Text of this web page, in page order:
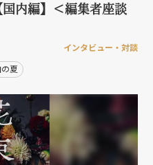
内編】＜編集者座談
インタビュー・対談
夏